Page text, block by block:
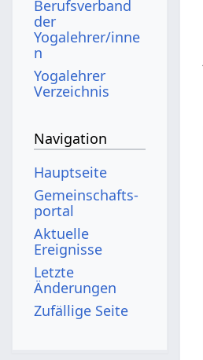
Berufsverband
der
Yogalehrer/inne
n
Yogalehrer
Verzeichnis
Navigation
Hauptseite
Gemeinschafts­
portal
Aktuelle
Ereignisse
Letzte
Änderungen
Zufällige Seite